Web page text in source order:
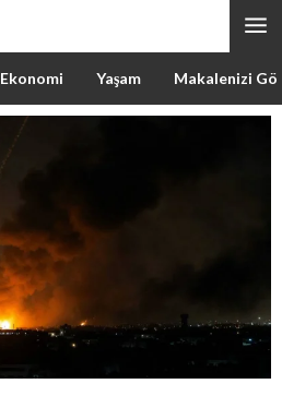
Ekonomi Yaşam Makalenizi